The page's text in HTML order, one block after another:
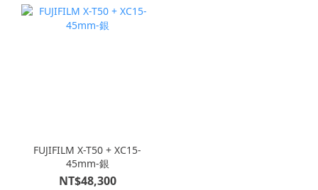
FUJIFILM X-T50 + XC15-
45mm-銀
NT$48,300